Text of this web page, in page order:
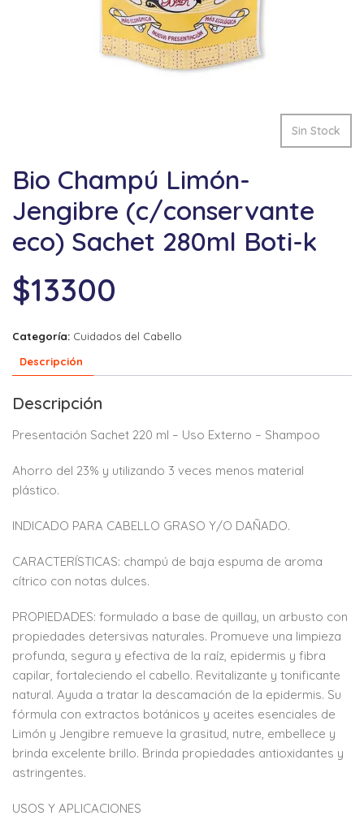
Sin Stock
Bio Champú Limón-
Jengibre (c/conservante
eco) Sachet 280ml Boti-k
$13300
Categoría: Cuidados del Cabello
Descripción
Descripción
Presentación Sachet 220 ml – Uso Externo – Shampoo
Ahorro del 23% y utilizando 3 veces menos material
plástico.
INDICADO PARA CABELLO GRASO Y/O DAÑADO.
CARACTERÍSTICAS: champú de baja espuma de aroma
cítrico con notas dulces.
PROPIEDADES: formulado a base de quillay, un arbusto con
propiedades detersivas naturales. Promueve una limpieza
profunda, segura y efectiva de la raíz, epidermis y fibra
capilar, fortaleciendo el cabello. Revitalizante y tonificante
natural. Ayuda a tratar la descamación de la epidermis. Su
fórmula con extractos botánicos y aceites esenciales de
Limón y Jengibre remueve la grasitud, nutre, embellece y
brinda excelente brillo. Brinda propiedades antioxidantes y
astringentes.
USOS Y APLICACIONES